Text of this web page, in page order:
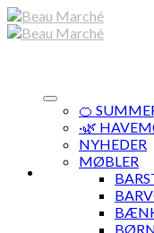
Skip
to
🍊
·🌿
NYHEDER
MØBLER